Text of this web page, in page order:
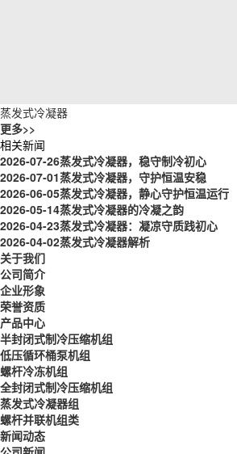
蒸发式冷凝器
更多>>
相关新闻
2026-07-26蒸发式冷凝器，稳守制冷初心
2026-07-01蒸发式冷凝器，守护恒温安稳
2026-06-05蒸发式冷凝器，静心守护恒温运行
2026-05-14蒸发式冷凝器的冷凝之韵
2026-04-23蒸发式冷凝器：凝凉守质践初心
2026-04-02蒸发式冷凝器解析
关于我们
公司简介
企业形象
荣誉资质
产品中心
半封闭式制冷压缩机组
低压循环桶泵机组
螺杆冷冻机组
全封闭式制冷压缩机组
蒸发式冷凝器组
螺杆并联机组类
新闻动态